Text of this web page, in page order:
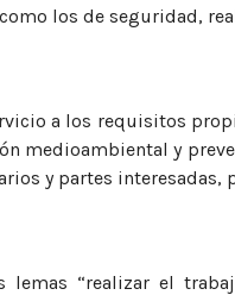
los de seguridad,
a los requisitos
medioambiental y
y partes
lemas “realizar el